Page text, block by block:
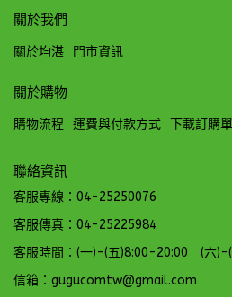
關於我們
關於均湛 門市資訊
關於購物
購物流程 運費與付款方式 下載訂購
聯絡資訊
客服專線：04-25250076
客服傳真：04-25225984
客服時間：(一)-(五)8:00-20:00 (六)-
信箱：gugucomtw@gmail.com